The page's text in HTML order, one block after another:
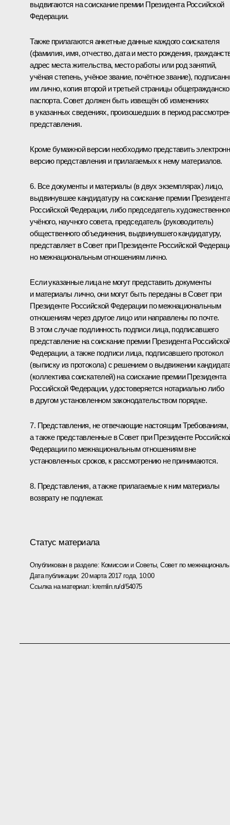
выдвигаются на соискание премии Президента Российской
Федерации.
Также прилагаются анкетные данные каждого соискателя
(фамилия, имя, отчество, дата и место рождения,
адрес места жительства, место работы или род занятий,
учёная степень, учёное звание, почётное звание),
им лично, копия второй и третьей страницы
паспорта. Совет должен быть извещён об изменениях
в указанных сведениях, произошедших в период
представления.
Кроме бумажной версии необходимо представить
версию представления и прилагаемых к нему материалов.
6. Все документы и материалы (в двух экземплярах) лицо,
выдвинувшее кандидатуру на соискание премии Президента
Российской Федерации, либо председатель
учёного, научного совета, председатель (руководитель)
общественного объединения, выдвинувшего кандидатуру,
представляет в Совет при Президенте Российской
но межнациональным отношениям лично.
Если указанные лица не могут представить документы
и материалы лично, они могут быть переданы в Совет при
Президенте Российской Федерации по межнациональным
отношениям через другое лицо или направлены по почте.
В этом случае подлинность подписи лица, подписавшего
представление на соискание премии Президента
Федерации, а также подписи лица, подписавшего протокол
(выписку из протокола) с решением о выдвижении
(коллектива соискателей) на соискание премии Президента
Российской Федерации, удостоверяется нотариально либо
в другом установленном законодательством порядке.
7. Представления, не отвечающие настоящим Требованиям,
а также представленные в Совет при Президенте
Федерации по межнациональным отношениям вне
установленных сроков, к рассмотрению не принимаются.
8. Представления, а также прилагаемые к ним материалы
возврату не подлежат.
Статус материала
Опубликован в разделе: Комиссии и Советы,Совет по
Дата публикации: 20 марта 2017 года, 10:00
Ссылка на материал: kremlin.ru/d/54075